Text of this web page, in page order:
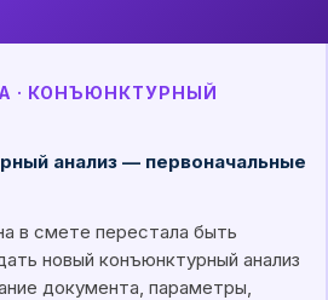
· КОНЪЮНКТУРНЫЙ
анализ — первоначальные
в смете перестала быть
новый конъюнктурный анализ
документа, параметры,